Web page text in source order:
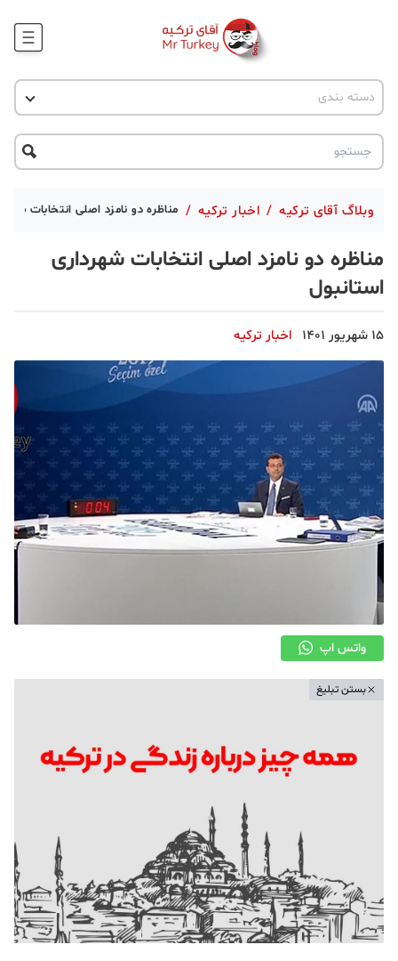
وبلاگ
جاذبه گردشگری
دسته بندی
اخبار ترکیه
پروژه ها
تحصیل در ترکیه
ترکیه گردی
حقوقی
وبلاگ آقای ترکیه / اخبار ترکیه / مناظره دو نامزد اصلی انتخابات
مناظره دو نامزد اصلی انتخابات شهرداری
استانبول
15 شهریور 1401 اخبار ترکیه
واتس اپ
بستن تبلیغ